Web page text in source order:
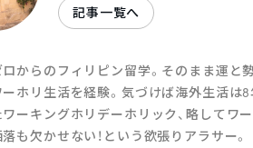
記事一覧へ
からのフィリピン留学。そのまま運と
ホリ生活を経験。気づけば海外生活は
ーキングホリデーホリック、略してワ
も欠かせない！という欲張りアラサー